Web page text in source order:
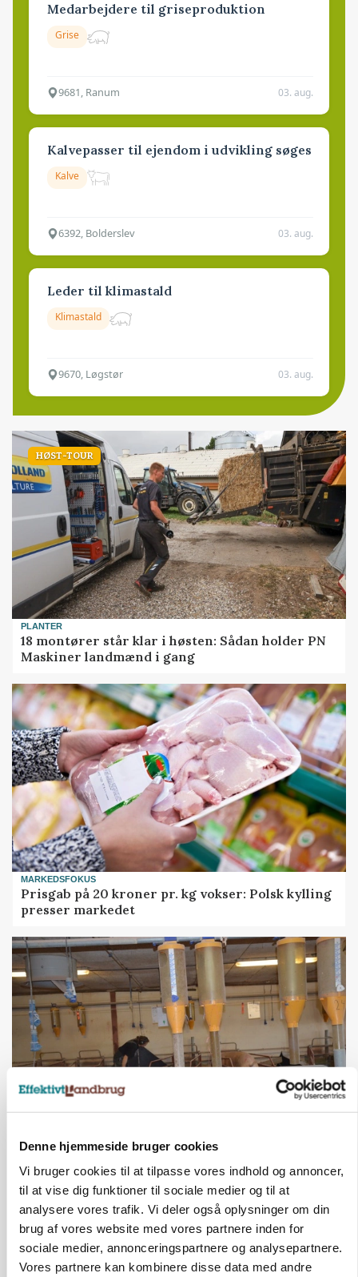
Denne hjemmeside bruger cookies
Vi bruger cookies til at tilpasse vores indhold og annoncer,
til at vise dig funktioner til sociale medier og til at
analysere vores trafik. Vi deler også oplysninger om din
brug af vores website med vores partnere inden for
sociale medier, annonceringspartnere og analysepartnere.
Vores partnere kan kombinere disse data med andre
Medarbejdere til griseproduktion
Grise
9681, Ranum 03. aug.
Kalvepasser til ejendom i udvikling søges
Kalve
6392, Bolderslev 03. aug.
Leder til klimastald
Klimastald
9670, Løgstør 03. aug.
HØST-TOUR
PLANTER
18 montører står klar i høsten: Sådan holder PN
Maskiner landmænd i gang
MARKEDSFOKUS
Prisgab på 20 kroner pr. kg vokser: Polsk kylling
presser markedet
Rådgiver om DB-Tjek: Små justeringer kan give
store besparelser
Annonce
Loading...